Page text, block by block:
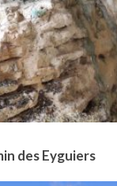
des Eyguiers